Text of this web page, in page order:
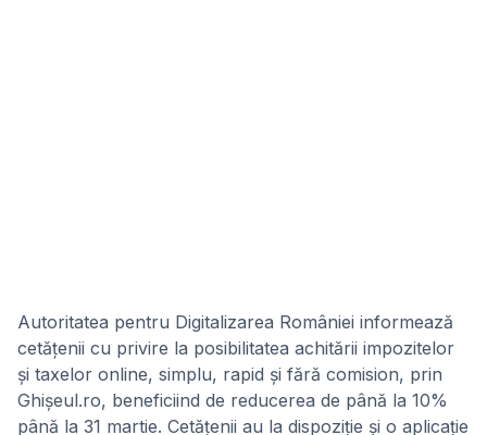
Autoritatea pentru Digitalizarea României informează
cetățenii cu privire la posibilitatea achitării impozitelor
și taxelor online, simplu, rapid și fără comision, prin
Ghișeul.ro, beneficiind de reducerea de până la 10%
până la 31 martie. Cetățenii au la dispoziție și o aplicație